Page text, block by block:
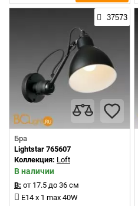
37573
Бра
Lightstar 765607
Коллекция: Loft
В наличии
В: от 17.5 до 36 см
E14 x 1 max 40W